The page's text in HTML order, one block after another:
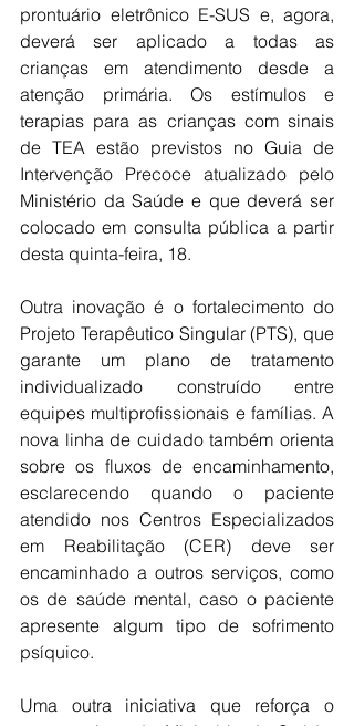
prontuário eletrônico E-SUS e, agora,
deverá ser aplicado a todas as
crianças em atendimento desde a
atenção primária. Os estímulos e
terapias para as crianças com sinais
de TEA estão previstos no Guia de
Intervenção Precoce atualizado pelo
Ministério da Saúde e que deverá ser
colocado em consulta pública a partir
desta quinta-feira, 18.
Outra inovação é o fortalecimento do
Projeto Terapêutico Singular (PTS), que
garante um plano de tratamento
individualizado construído entre
equipes multiprofissionais e famílias. A
nova linha de cuidado também orienta
sobre os fluxos de encaminhamento,
esclarecendo quando o paciente
atendido nos Centros Especializados
em Reabilitação (CER) deve ser
encaminhado a outros serviços, como
os de saúde mental, caso o paciente
apresente algum tipo de sofrimento
psíquico.
Uma outra iniciativa que reforça o